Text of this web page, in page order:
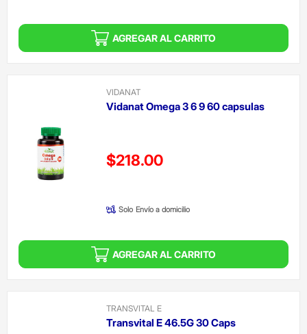
AGREGAR AL CARRITO
VIDANAT
Vidanat Omega 3 6 9 60 capsulas
Precio reducido de
$218.00
Solo Envío a domicilio
AGREGAR AL CARRITO
TRANSVITAL E
Transvital E 46.5G 30 Caps